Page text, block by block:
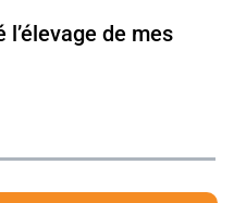
l’élevage de mes